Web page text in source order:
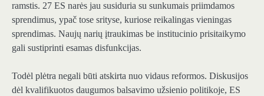
ramstis. 27 ES narės jau susiduria su sunkumais priimdamos
sprendimus, ypač tose srityse, kuriose reikalingas vieningas
sprendimas. Naujų narių įtraukimas be institucinio prisitaikymo
gali sustiprinti esamas disfunkcijas.
Todėl plėtra negali būti atskirta nuo vidaus reformos. Diskusijos
dėl kvalifikuotos daugumos balsavimo užsienio politikoje, ES